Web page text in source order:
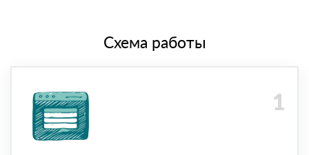
Схема работы